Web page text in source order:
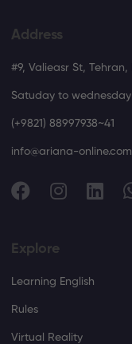
Address
#9, Valieasr St, Tehran,
Satuday to wednesday
(+9821) 88997938~41
info@ariana-online.com
Explore
Learning English
Rules
Virtual Reality